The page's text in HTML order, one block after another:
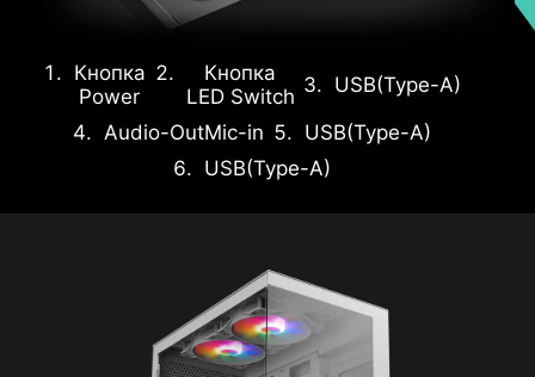
Кнопка
Power
Кнопка
LED Switch
USB(Type-A)
Audio-OutMic-in USB(Type-A)
USB(Type-A)